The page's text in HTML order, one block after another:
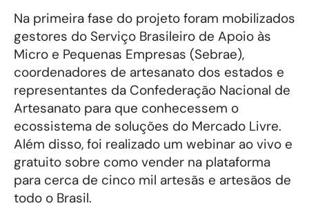
Na primeira fase do projeto foram mobilizados
gestores do Serviço Brasileiro de Apoio às
Micro e Pequenas Empresas (Sebrae),
coordenadores de artesanato dos estados e
representantes da Confederação Nacional de
Artesanato para que conhecessem o
ecossistema de soluções do Mercado Livre.
Além disso, foi realizado um webinar ao vivo e
gratuito sobre como vender na plataforma
para cerca de cinco mil artesãs e artesãos de
todo o Brasil.